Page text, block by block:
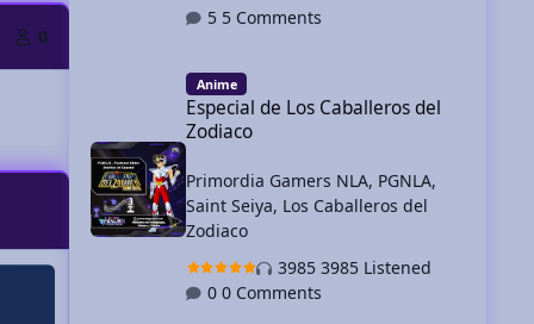
0
5 Comments
Anime
Especial de Los Caballeros del
Zodiaco
Primordia Gamers NLA, PGNLA,
Saint Seiya, Los Caballeros del
Zodiaco
3985 Listened
0 Comments